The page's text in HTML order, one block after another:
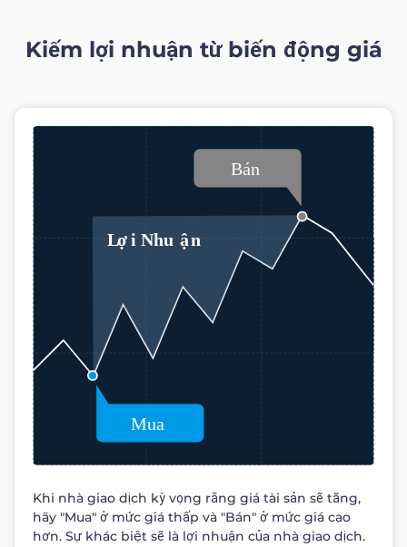
Kiếm lợi nhuận từ biến động giá
Khi nhà giao dịch kỳ vọng rằng giá tài sản sẽ tăng,
hãy "Mua" ở mức giá thấp và "Bán" ở mức giá cao
hơn. Sự khác biệt sẽ là lợi nhuận của nhà giao dịch.